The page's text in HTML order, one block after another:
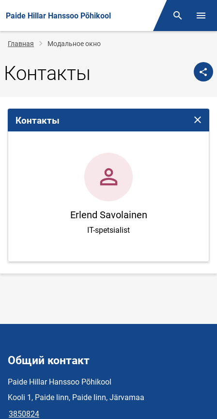
Paide Hillar Hanssoo Põhikool Поиск
Строка
навигации
Главная Модальное окно
Контакты
Контакты
Erlend Savolainen
IT-spetsialist
Общий контакт
Paide Hillar Hanssoo Põhikool
Kooli 1, Paide linn, Paide linn, Järvamaa
3850824